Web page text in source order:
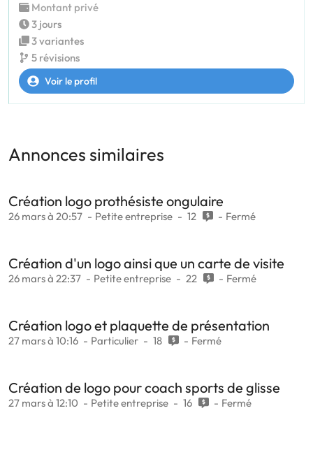
Montant privé
3 jours
3 variantes
5 révisions
Voir le profil
Annonces similaires
Création logo prothésiste ongulaire
26 mars à 20:57 Petite entreprise 12 Fermé
Création d'un logo ainsi que un carte de visite
26 mars à 22:37 Petite entreprise 22 Fermé
Création logo et plaquette de présentation
27 mars à 10:16 Particulier 18 Fermé
Création de logo pour coach sports de glisse
27 mars à 12:10 Petite entreprise 16 Fermé